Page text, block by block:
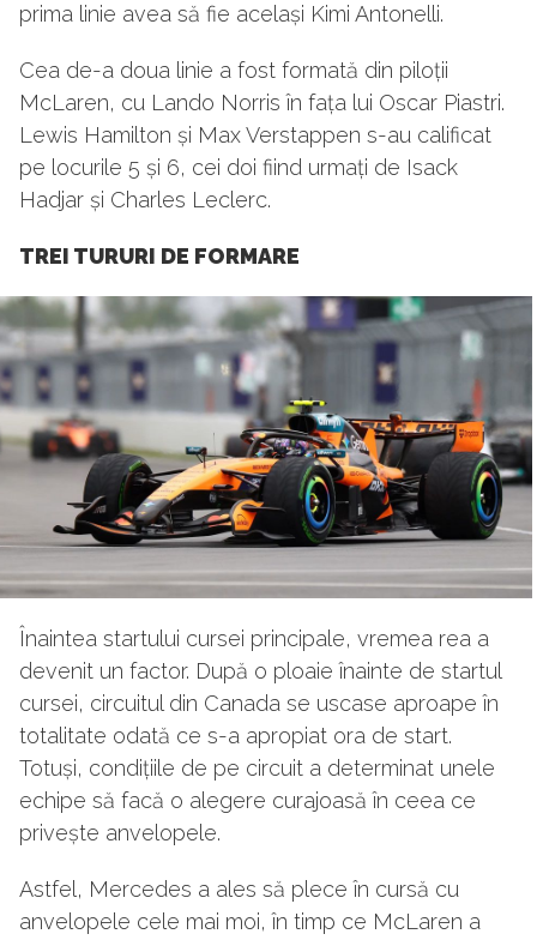
prima linie avea să fie același Kimi Antonelli.
Cea de-a doua linie a fost formată din piloții
McLaren, cu Lando Norris în fața lui Oscar Piastri.
Lewis Hamilton și Max Verstappen s-au calificat
pe locurile 5 și 6, cei doi fiind urmați de Isack
Hadjar și Charles Leclerc.
TREI TURURI DE FORMARE
Înaintea startului cursei principale, vremea rea a
devenit un factor. După o ploaie înainte de startul
cursei, circuitul din Canada se uscase aproape în
totalitate odată ce s-a apropiat ora de start.
Totuși, condițiile de pe circuit a determinat unele
echipe să facă o alegere curajoasă în ceea ce
privește anvelopele.
Astfel, Mercedes a ales să plece în cursă cu
anvelopele cele mai moi, în timp ce McLaren a